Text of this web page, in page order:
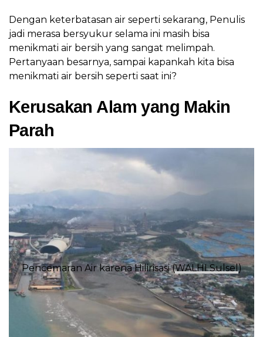
Dengan keterbatasan air seperti sekarang, Penulis
jadi merasa bersyukur selama ini masih bisa
menikmati air bersih yang sangat melimpah.
Pertanyaan besarnya, sampai kapankah kita bisa
menikmati air bersih seperti saat ini?
Kerusakan Alam yang Makin
Parah
Pencemaran Air karena Hilirisasi (WALHI Sulsel)